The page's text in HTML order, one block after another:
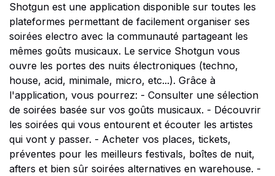
Shotgun est une application disponible sur toutes les
plateformes permettant de facilement organiser ses
soirées electro avec la communauté partageant les
mêmes goûts musicaux. Le service Shotgun vous
ouvre les portes des nuits électroniques (techno,
house, acid, minimale, micro, etc...). Grâce à
l'application, vous pourrez: - Consulter une sélection
de soirées basée sur vos goûts musicaux. - Découvrir
les soirées qui vous entourent et écouter les artistes
qui vont y passer. - Acheter vos places, tickets,
préventes pour les meilleurs festivals, boîtes de nuit,
afters et bien sûr soirées alternatives en warehouse. -